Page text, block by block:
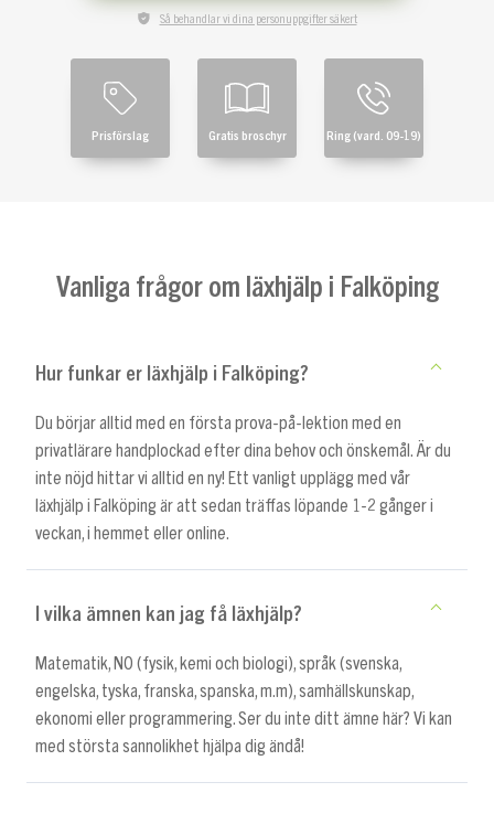
Så behandlar vi dina personuppgifter säkert
Prisförslag Gratis broschyr Ring (vard. 09-19)
Vanliga frågor om läxhjälp i Falköping
Hur funkar er läxhjälp i Falköping?
Du börjar alltid med en första prova-på-lektion med en
privatlärare handplockad efter dina behov och önskemål. Är du
inte nöjd hittar vi alltid en ny! Ett vanligt upplägg med vår
läxhjälp i Falköping är att sedan träffas löpande 1-2 gånger i
veckan, i hemmet eller online.
I vilka ämnen kan jag få läxhjälp?
Matematik, NO (fysik, kemi och biologi), språk (svenska,
engelska, tyska, franska, spanska, m.m), samhällskunskap,
ekonomi eller programmering. Ser du inte ditt ämne här? Vi kan
med största sannolikhet hjälpa dig ändå!